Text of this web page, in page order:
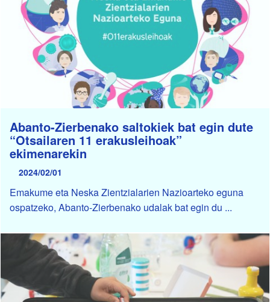
Abanto-Zierbenako saltokiek bat egin dute
“Otsailaren 11 erakusleihoak”
ekimenarekin
2024/02/01
Emakume eta Neska Zientzialarien Nazioarteko eguna
ospatzeko, Abanto-Zierbenako udalak bat egin du ...